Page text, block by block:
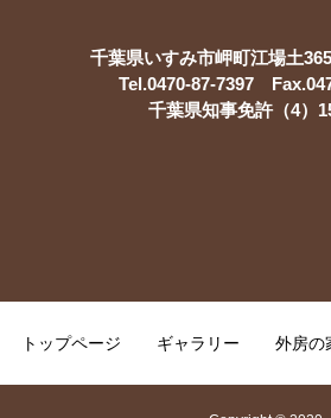
千葉県いすみ市岬町江場土
Tel.0470-87-7397
千葉県知事免許（4）
トップページ ギャラリー 外房の